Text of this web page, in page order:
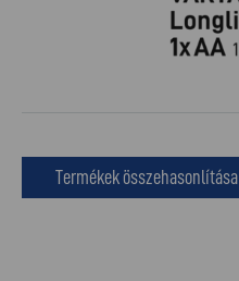
Termékek összehasonlítása